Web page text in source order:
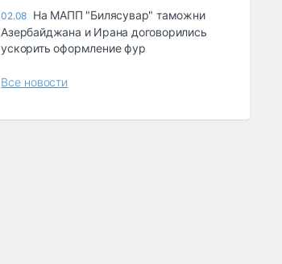
02.08 На МАПП "Билясувар" таможни
Азербайджана и Ирана договорились
ускорить оформление фур
Все новости